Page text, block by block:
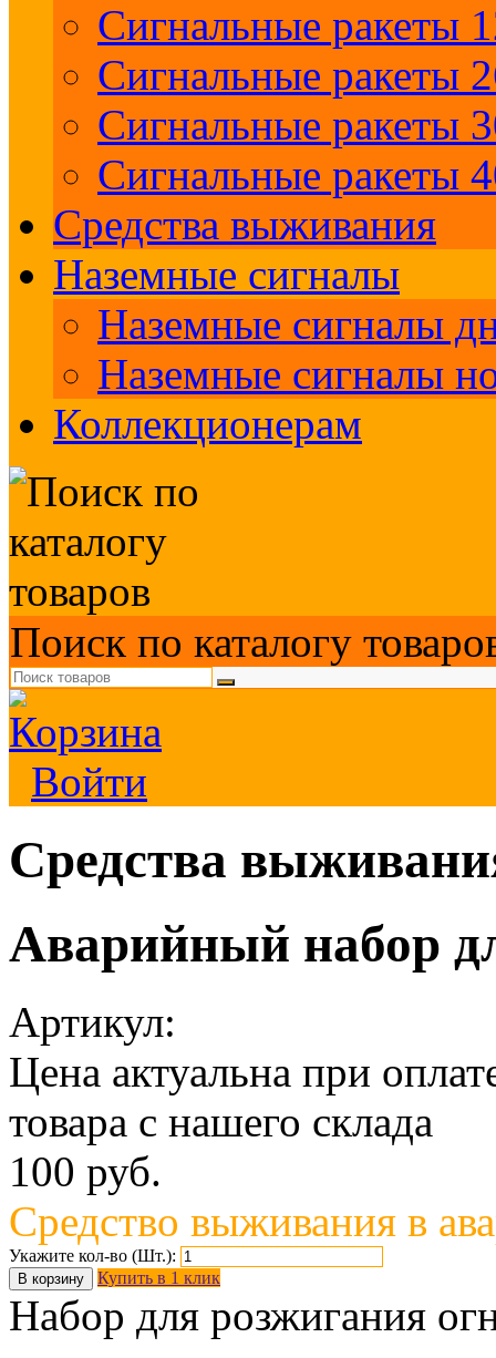
Сигнальные ракеты
Сигнальные ракеты
Сигнальные ракеты
Сигнальные ракеты
Средства выживания
Наземные сигналы
Наземные сигналы
Наземные сигналы
Коллекционерам
Поиск по каталогу
Войти
Средства
Аварийный набор
Артикул:
Цена актуальна при
товара с нашего склада
100 руб.
Средство выживания в
Укажите кол-во (Шт.):
В корзину Купить в 1 клик
Набор для розжигания